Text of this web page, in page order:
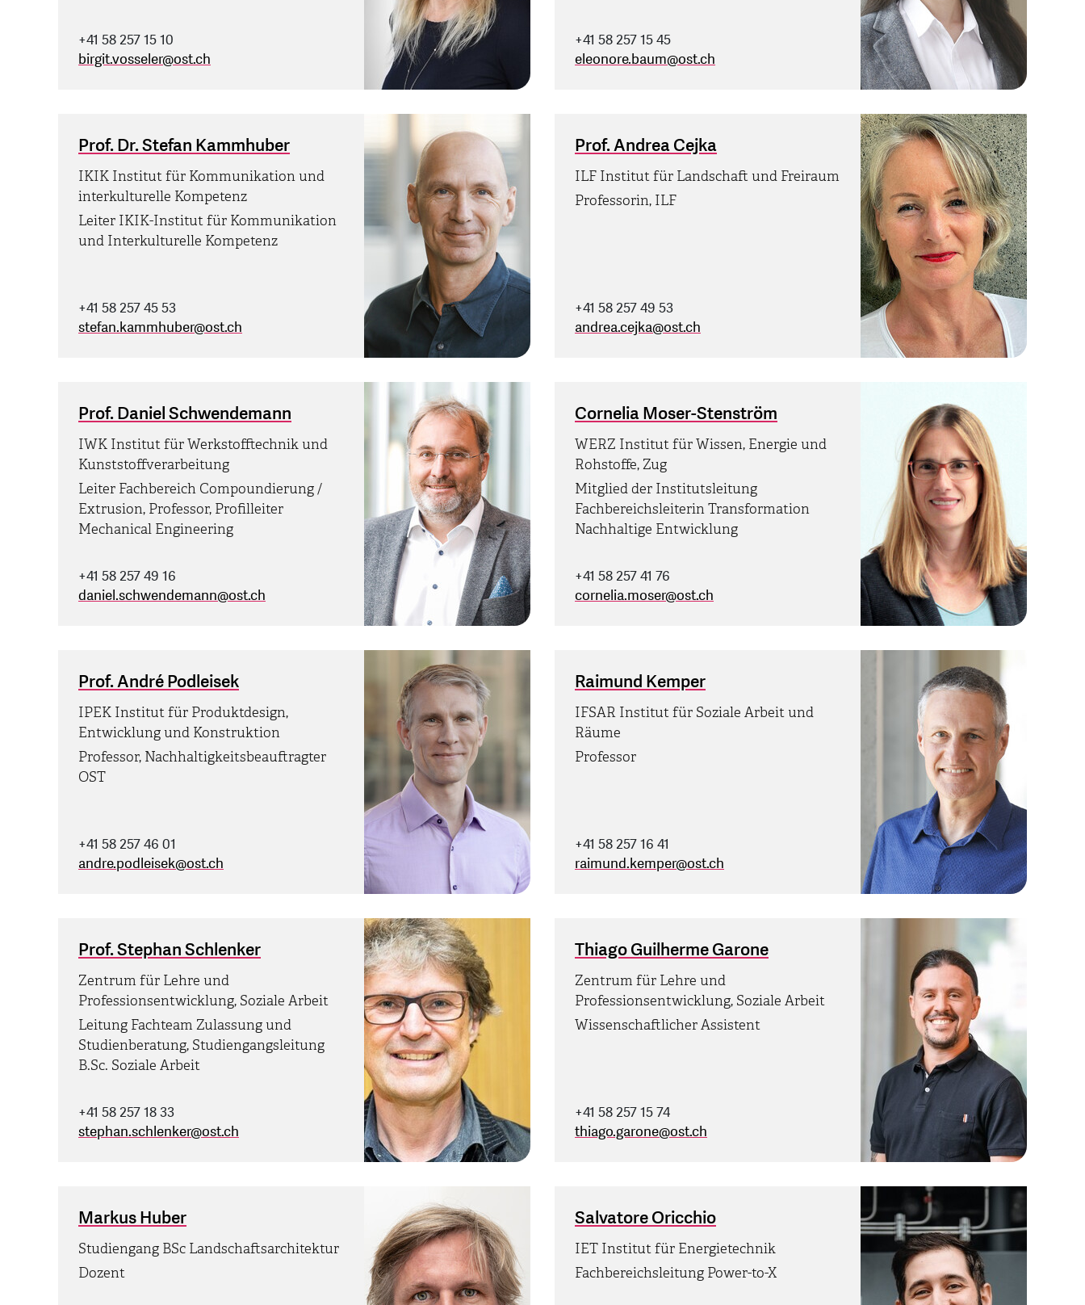
+41 58 257 15 10
birgit.vosseler@ost.ch
+41 58 257 15 45
eleonore.baum@ost.ch
Prof. Dr. Stefan Kammhuber
IKIK Institut für Kommunikation und
interkulturelle Kompetenz
Leiter IKIK-Institut für Kommunikation
und Interkulturelle Kompetenz
+41 58 257 45 53
stefan.kammhuber@ost.ch
Prof. Andrea Cejka
ILF Institut für Landschaft und Freiraum
Professorin, ILF
+41 58 257 49 53
andrea.cejka@ost.ch
Prof. Daniel Schwendemann
IWK Institut für Werkstofftechnik und
Kunststoffverarbeitung
Leiter Fachbereich Compoundierung /
Extrusion, Professor, Profilleiter
Mechanical Engineering
+41 58 257 49 16
daniel.schwendemann@ost.ch
Cornelia Moser-Stenström
WERZ Institut für Wissen, Energie und
Rohstoffe, Zug
Mitglied der Institutsleitung
Fachbereichsleiterin Transformation
Nachhaltige Entwicklung
+41 58 257 41 76
cornelia.moser@ost.ch
Prof. André Podleisek
IPEK Institut für Produktdesign,
Entwicklung und Konstruktion
Professor, Nachhaltigkeitsbeauftragter
OST
+41 58 257 46 01
andre.podleisek@ost.ch
Raimund Kemper
IFSAR Institut für Soziale Arbeit und
Räume
Professor
+41 58 257 16 41
raimund.kemper@ost.ch
Prof. Stephan Schlenker
Zentrum für Lehre und
Professionsentwicklung, Soziale Arbeit
Leitung Fachteam Zulassung und
Studienberatung, Studiengangsleitung
B.Sc. Soziale Arbeit
+41 58 257 18 33
stephan.schlenker@ost.ch
Thiago Guilherme Garone
Zentrum für Lehre und
Professionsentwicklung, Soziale Arbeit
Wissenschaftlicher Assistent
+41 58 257 15 74
thiago.garone@ost.ch
Markus Huber
Studiengang BSc Landschaftsarchitektur
Dozent
Salvatore Oricchio
IET Institut für Energietechnik
Fachbereichsleitung Power-to-X